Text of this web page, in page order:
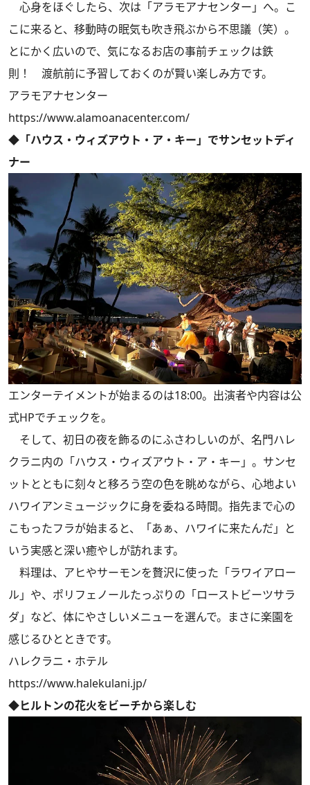
心身をほぐしたら、次は「アラモアナセンター」へ。こ
こに来ると、移動時の眠気も吹き飛ぶから不思議（笑）。
とにかく広いので、気になるお店の事前チェックは鉄
則！ 渡航前に予習しておくのが賢い楽しみ方です。
アラモアナセンター
https://www.alamoanacenter.com/
◆「ハウス・ウィズアウト・ア・キー」でサンセットディ
ナー
エンターテイメントが始まるのは18:00。出演者や内容は公
式HPでチェックを。
そして、初日の夜を飾るのにふさわしいのが、名門ハレ
クラニ内の「ハウス・ウィズアウト・ア・キー」。サンセ
ットとともに刻々と移ろう空の色を眺めながら、心地よい
ハワイアンミュージックに身を委ねる時間。指先まで心の
こもったフラが始まると、「あぁ、ハワイに来たんだ」と
いう実感と深い癒やしが訪れます。
料理は、アヒやサーモンを贅沢に使った「ラワイアロー
ル」や、ポリフェノールたっぷりの「ローストビーツサラ
ダ」など、体にやさしいメニューを選んで。まさに楽園を
感じるひとときです。
ハレクラニ・ホテル
https://www.halekulani.jp/
◆ヒルトンの花火をビーチから楽しむ